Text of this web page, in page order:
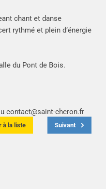
chant et danse
rythmé et plein d’énergie
du Pont de Bois.
contact@saint-cheron.fr
à la liste Suivant